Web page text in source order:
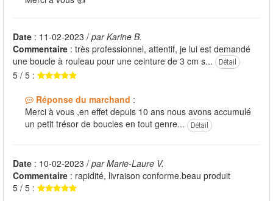
Date : 11-02-2023 / par Karine B.
Commentaire : très professionnel, attentif, je lui est demandé
une boucle à rouleau pour une ceinture de 3 cm s...
Détail
5 / 5 :
Réponse du marchand :
Merci à vous ,en effet depuis 10 ans nous avons accumulé
un petit trésor de boucles en tout genre...
Détail
Date : 10-02-2023 / par Marie-Laure V.
Commentaire : rapidité, livraison conforme.beau produit
5 / 5 :